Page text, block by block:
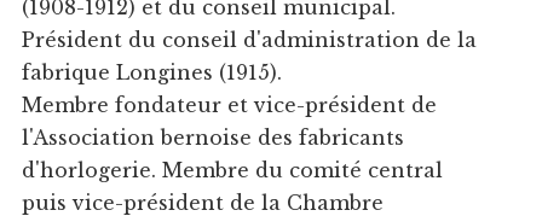
(1908-1912) et du conseil municipal.
Président du conseil d'administration de la
fabrique Longines (1915).
Membre fondateur et vice-président de
l'Association bernoise des fabricants
d'horlogerie. Membre du comité central
puis vice-président de la Chambre